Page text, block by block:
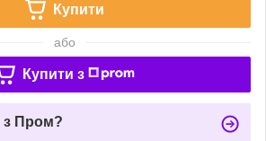
Купити
або
Купити з
з Пром?